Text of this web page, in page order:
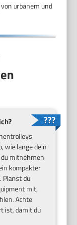
urbanem und
wie lange dein
mitnehmen
kompakter
Planst du
mit,
Achte
ist, damit du